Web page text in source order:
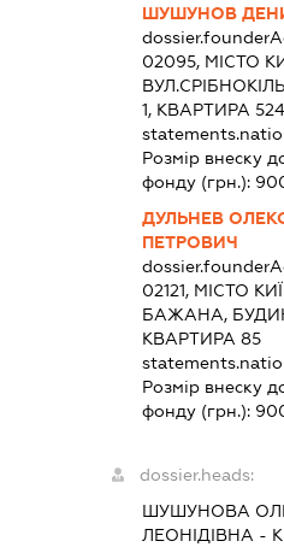
ШУШУНОВ
02095, МІСТО
1, КВАРТИРА 524
Розмір внеску
фонду (грн.):
ДУЛЬНЕВ
ПЕТРОВИЧ
02121, МІСТО
БАЖАНА,
КВАРТИРА 85
Розмір внеску
фонду (грн.):
dossier.heads:
ШУШУНОВА
ЛЕОНІДІВНА -